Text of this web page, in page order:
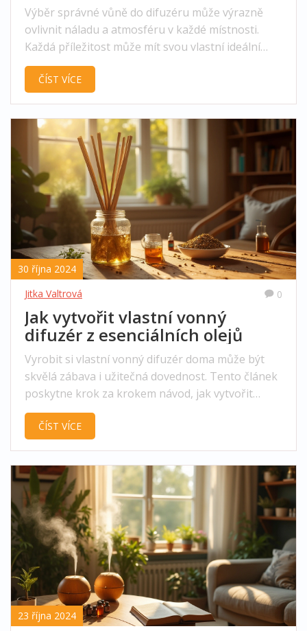
Výběr správné vůně do difuzéru může výrazně
ovlivnit náladu a atmosféru v každé místnosti.
Každá příležitost může mít svou vlastní ideální
vůni, která pomůže vytvořit požadovaný efekt - ať
už jde o relaxaci, soustředění, nebo osvěžení.
pravou vůni podle vašich potřeb a příležitostí.
Navíc se dozvíte zajímavosti o esenciálních olejích
a jejich účincích.
ČÍST VÍCE
30 října 2024
Jitka Valtrová
0
Jak vytvořit vlastní vonný
difuzér z esenciálních olejů
Vyrobit si vlastní vonný difuzér doma může být
skvělá zábava i užitečná dovednost. Tento článek
poskytne krok za krokem návod, jak vytvořit
účinný difuzér pomocí přírodních esenciálních
olejů a jednoduchých pomůcek. Od výběru
vůní, tento průvodce vám pomůže vytvořit
příjemnou atmosféru ve vašem domově. Navíc se
dozvíte o zajímavých faktech o vůních, které
mohou pozitivně ovlivnit vaši náladu a zdraví.
ČÍST VÍCE
23 října 2024